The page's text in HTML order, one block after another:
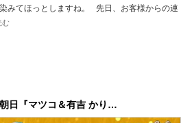
みてほっとしますね。 先日、お客様からの連
む
日『マツコ＆有吉 かり…